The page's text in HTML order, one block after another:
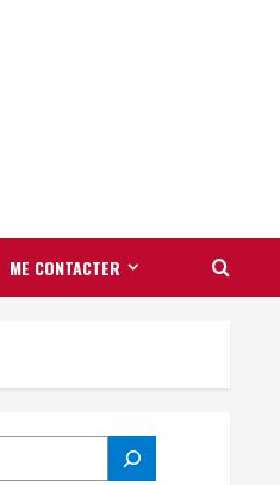
ME CONTACTER